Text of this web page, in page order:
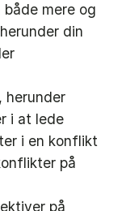
mere og
din
i at lede
i en konflikt
på
på